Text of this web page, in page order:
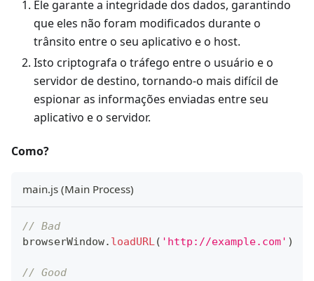
Ele garante a integridade dos dados, garantindo
que eles não foram modificados durante o
trânsito entre o seu aplicativo e o host.
Isto criptografa o tráfego entre o usuário e o
servidor de destino, tornando-o mais difícil de
espionar as informações enviadas entre seu
aplicativo e o servidor.
Como?
main.js (Main Process)
// Bad
browserWindow. loadURL( 'http://example.com' )
// Good